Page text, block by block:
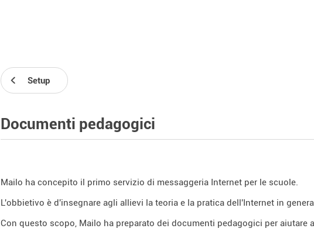
Setup
Documenti pedagogici
Mailo ha concepito il primo servizio di messaggeria Internet per le scuole.
L'obbietivo è d'insegnare agli allievi la teoria e la pratica dell'Internet in
Con questo scopo, Mailo ha preparato dei documenti pedagogici per aiutare